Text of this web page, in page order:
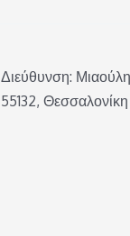
Διεύθυνση:
55132, Θεσσαλονίκη